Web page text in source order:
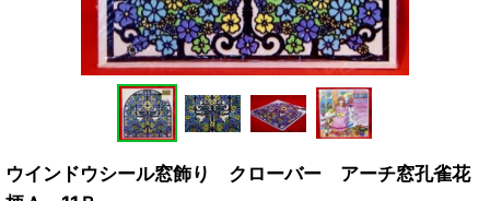
ウインドウシール窓飾り クローバー アーチ窓孔雀花